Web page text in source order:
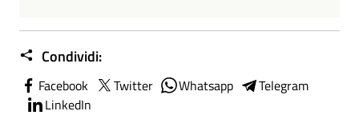
Condividi:
Facebook Twitter Whatsapp
Telegram
LinkedIn